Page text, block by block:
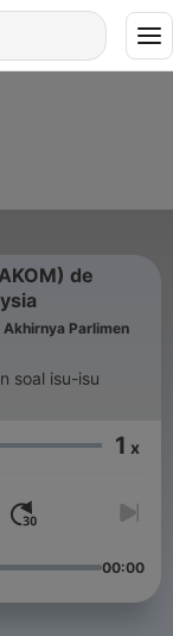
de
Akhirnya Parlimen
soal isu-isu
1 x
00:00